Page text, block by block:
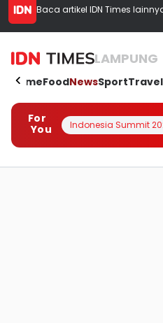
Baca artikel IDN Times
LAMPUNG
HomeFoodNewsSportTravel
For
You
Indonesia Summit